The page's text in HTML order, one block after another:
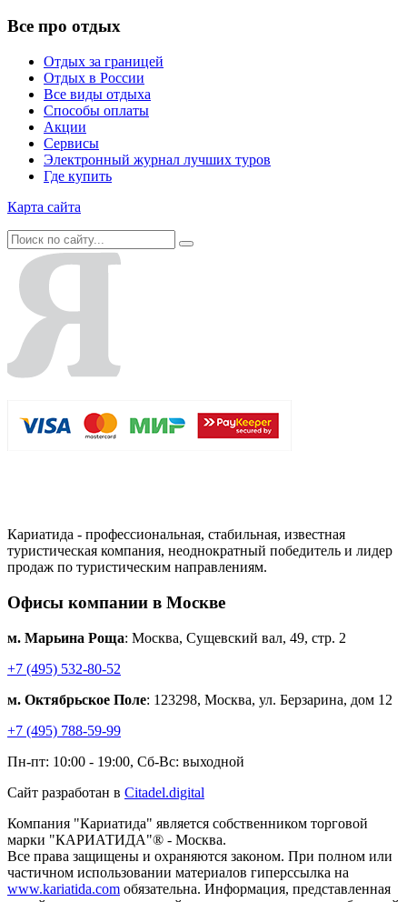
Все про отдых
Отдых за границей
Отдых в России
Все виды отдыха
Способы оплаты
Акции
Сервисы
Электронный журнал лучших туров
Где купить
Карта сайта
Кариатида - профессиональная, стабильная, известная
туристическая компания, неоднократный победитель и лидер
продаж по туристическим направлениям.
Офисы компании в Москве
м. Марьина Роща: Москва, Сущевский вал, 49, стр. 2
+7 (495) 532-80-52
м. Октябрьское Поле: 123298, Москва, ул. Берзарина, дом 12
+7 (495) 788-59-99
Пн-пт: 10:00 - 19:00, Сб-Вс: выходной
Сайт разработан в Citadel.digital
Компания "Кариатида" является собственником торговой
марки "КАРИАТИДА"® - Москва.
Все права защищены и охраняются законом. При полном или
частичном использовании материалов гиперссылка на
www.kariatida.com обязательна. Информация, представленная